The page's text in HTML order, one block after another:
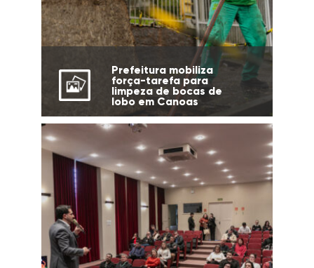
Prefeitura mobiliza
força-tarefa para
limpeza de bocas de
lobo em Canoas